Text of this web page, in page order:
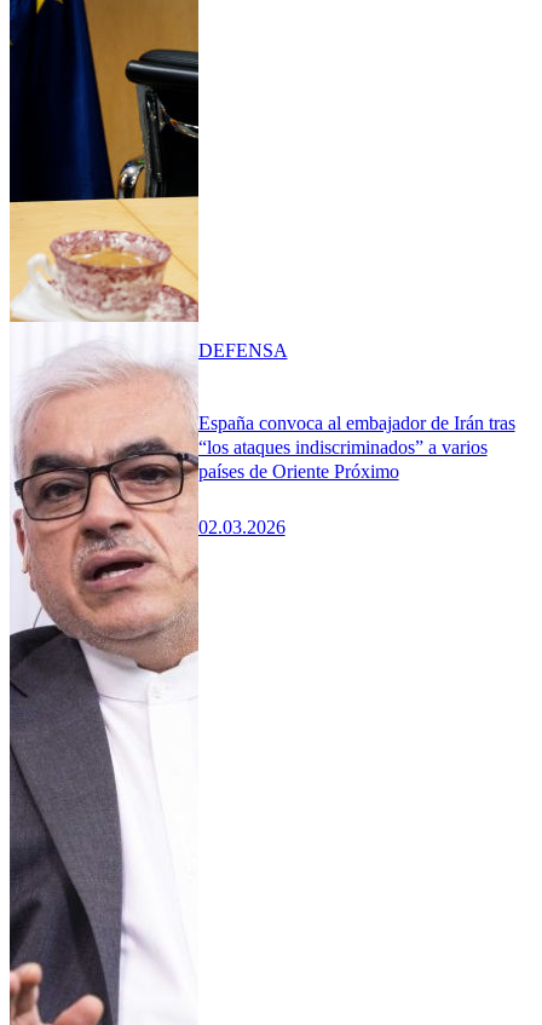
España convoca al embajador de Irán tras
“los ataques indiscriminados” a varios
países de Oriente Próximo
02.03.2026
DEFENSA